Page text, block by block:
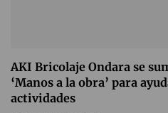
AKI Bricolaje Ondara se
‘Manos a la obra’ para
actividades